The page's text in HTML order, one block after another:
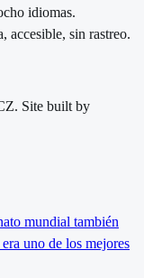
idiomas.
accesible, sin rastreo.
Site built by
mundial también
uno de los mejores